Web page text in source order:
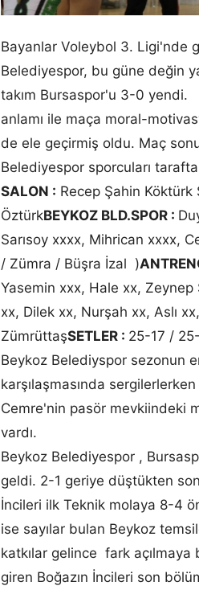
Bayanlar Voleybol 3. Ligi'nde
Belediyespor, bu güne değin
takım Bursaspor'u 3-0 yendi.
anlamı ile maça moral-
de ele geçirmiş oldu. Maç
Belediyespor sporcuları
SALON : Recep Şahin Köktürk
ÖztürkBEYKOZ BLD.SPOR :
Sarısoy xxxx, Mihrican xxxx,
/ Zümra / Büşra İzal )
Yasemin xxx, Hale xx,
xx, Dilek xx, Nurşah xx, Aslı
ZümrüttaşSETLER : 25-17 /
Beykoz Belediyspor sezonun
karşılaşmasında
Cemre'nin pasör mevkiindeki
vardı.
Beykoz Belediyespor ,
geldi. 2-1 geriye düştükten
İncileri ilk Teknik molaya 8-4
ise sayılar bulan Beykoz
katkılar gelince fark
giren Boğazın İncileri son